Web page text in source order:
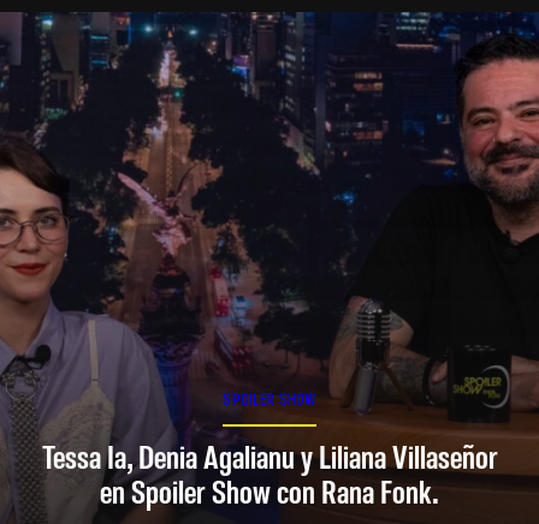
SPOILER SHOW
Tessa Ia, Denia Agalianu y Liliana Villaseñor
en Spoiler Show con Rana Fonk.